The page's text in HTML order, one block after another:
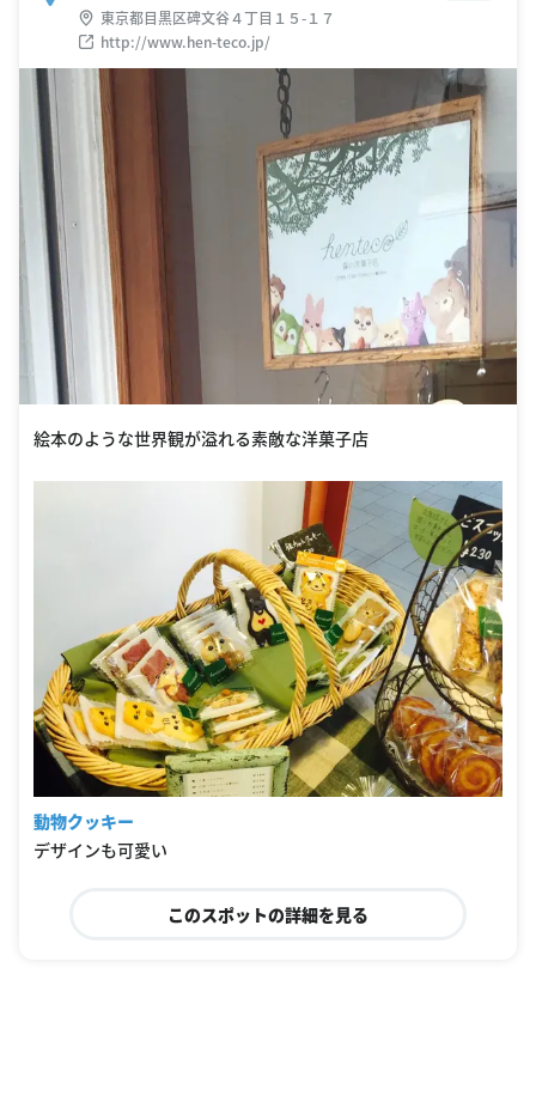
東京都目黒区碑文谷４丁目１５-１７
http://www.hen-teco.jp/
絵本のような世界観が溢れる素敵な洋菓子店
動物クッキー
デザインも可愛い
このスポットの詳細を見る